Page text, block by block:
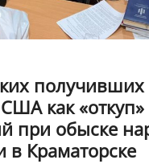
получивших
как «откуп»
при обыске
в Краматорске